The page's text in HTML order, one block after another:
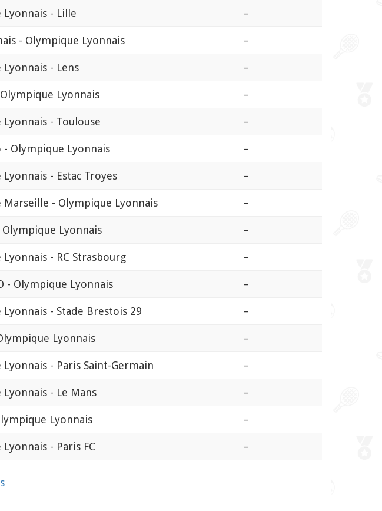
Lyonnais - Lille –
- Olympique Lyonnais –
- Lens –
Lyonnais –
- Toulouse –
- Olympique Lyonnais –
- Estac Troyes –
Marseille - Olympique Lyonnais –
Olympique Lyonnais –
- RC Strasbourg –
- Olympique Lyonnais –
- Stade Brestois 29 –
Lyonnais –
- Paris Saint-Germain –
- Le Mans –
Lyonnais –
- Paris FC –